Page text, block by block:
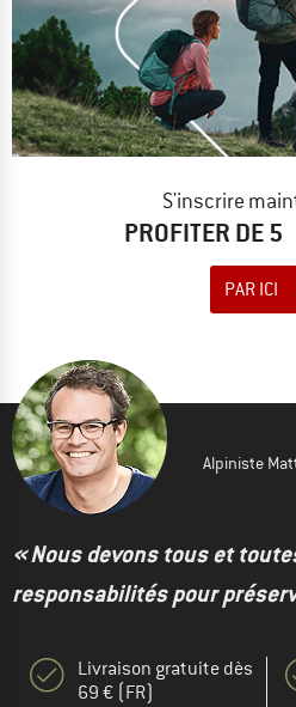
S'inscrire
PROFITER DE 5
PAR ICI
Alpiniste
« Nous devons tous et
responsabilités pour
Livraison gratuite dès
69 € (FR)